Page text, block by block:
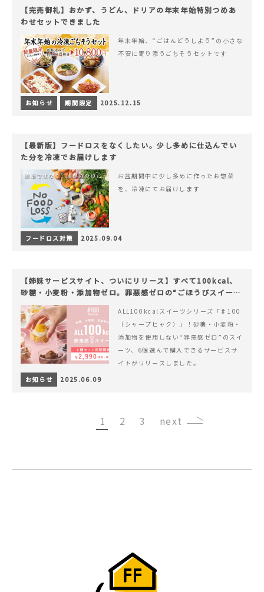
【完売御礼】おかず、うどん、ドリアの年末年始特別つめあ
わせセットできました
年末年始、“ごはんどうしよう”の小さな
不安に寄り添うごちそうセットです
お知らせ 期間限定 2025.12.15
【最新版】フードロスをなくしたい。少し多めに仕込んでい
た分を冷凍でお届けします
お盆期間中に少し多めに作ったお惣菜
を、冷凍にてお届けします
フードロス対策 2025.09.04
【姉妹サービスサイト、ついにリリース】すべて100kcal、
砂糖・小麦粉・添加物ゼロ。罪悪感ゼロの“ごほうびスイー
ツ”『#100（シャープ100）』
ALL100kcalスイーツシリーズ「♯100
（シャープヒャク）」！砂糖・小麦粉・
添加物を使用しない“罪悪感ゼロ”のスイ
ーツ、6個選んで購入できるサービスサ
イトがリリースしました。
お知らせ
2025.06.09
1 2 3 ›